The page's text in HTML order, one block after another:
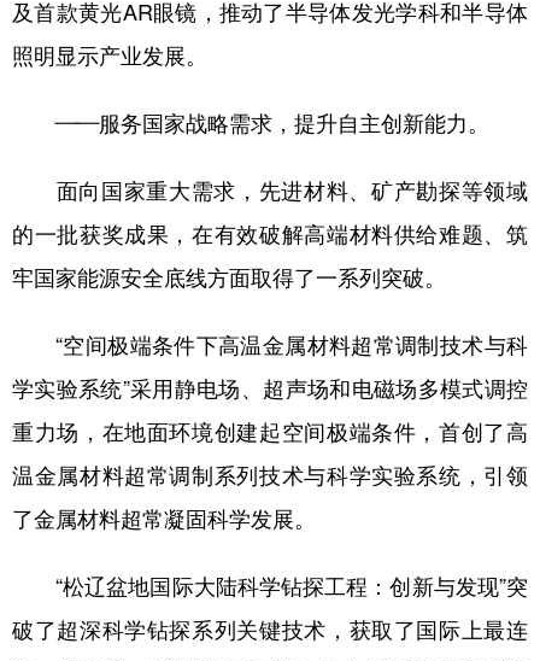
及首款黄光AR眼镜，推动了半导体发光学科和半导体
照明显示产业发展。
——服务国家战略需求，提升自主创新能力。
面向国家重大需求，先进材料、矿产勘探等领域
的一批获奖成果，在有效破解高端材料供给难题、筑
牢国家能源安全底线方面取得了一系列突破。
“空间极端条件下高温金属材料超常调制技术与科
学实验系统”采用静电场、超声场和电磁场多模式调控
重力场，在地面环境创建起空间极端条件，首创了高
温金属材料超常调制系列技术与科学实验系统，引领
了金属材料超常凝固科学发展。
“松辽盆地国际大陆科学钻探工程：创新与发现”突
破了超深科学钻探系列关键技术，获取了国际上最连